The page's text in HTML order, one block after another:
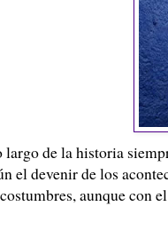
largo de la historia
el devenir de los
aunque con